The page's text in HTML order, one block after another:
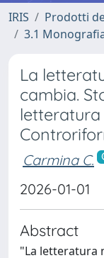
IRIS Prodotti
3.1
La
cambia.
letteratura
Carmina C.
2026-01-01
Abstract
"La letteratura